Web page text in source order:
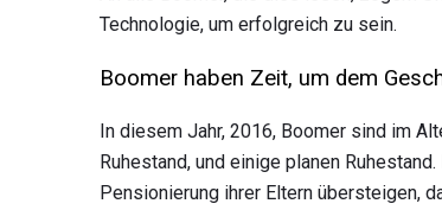
Technologie, um erfolgreich zu sein.
Boomer haben Zeit, um dem
In diesem Jahr, 2016, Boomer sind im
Ruhestand, und einige planen
Pensionierung ihrer Eltern übersteigen,